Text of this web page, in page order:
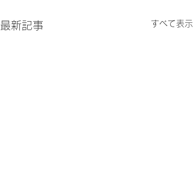
最新記事 すべて表示